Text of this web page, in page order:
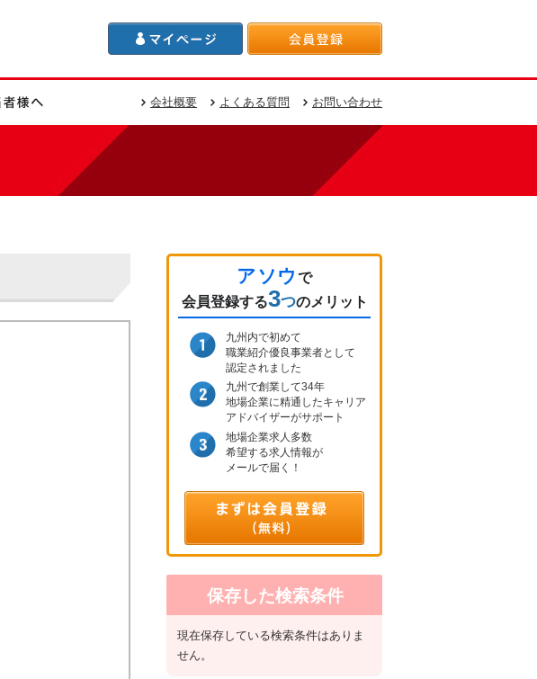
会社概要 よくある質問 お問い合わせ
アソウ で
会員登録する3つのメリット
九州内で初めて
職業紹介優良事業者として
認定されました
九州で創業して34年
地場企業に精通したキャリア
アドバイザーがサポート
地場企業求人多数
希望する求人情報が
メールで届く！
保存した検索条件
現在保存している検索条件はありま
せん。